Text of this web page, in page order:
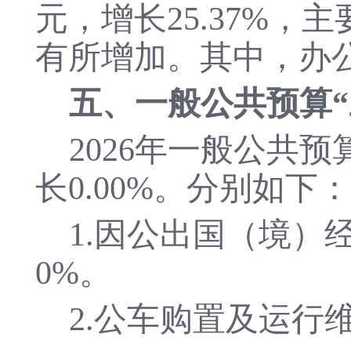
元 ， 增长25.37%，主
有所增加。 其中，办
五、一般公共预算
2026年一般公共预
长0.00%。分别如下：
1.因公出国（境）
0%。
2.公车购置及运行